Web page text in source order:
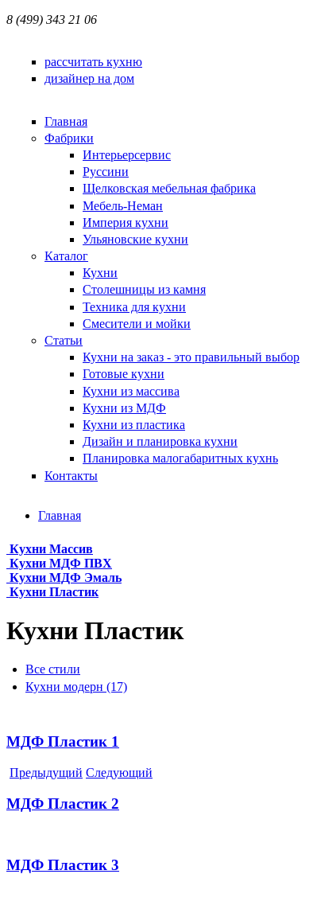
8 (499) 343 21 06
рассчитать кухню
дизайнер на дом
Главная
Фабрики
Интерьерсервис
Руссини
Щелковская мебельная фабрика
Мебель-Неман
Империя кухни
Ульяновские кухни
Каталог
Кухни
Столешницы из камня
Техника для кухни
Смесители и мойки
Статьи
Кухни на заказ - это правильный выбор
Готовые кухни
Кухни из массива
Кухни из МДФ
Кухни из пластика
Дизайн и планировка кухни
Планировка малогабаритных кухнь
Контакты
Главная
Кухни Массив
Кухни МДФ ПВХ
Кухни МДФ Эмаль
Кухни Пластик
Кухни Пластик
Все стили
Кухни модерн (17)
МДФ Пластик 1
Предыдущий Следующий
МДФ Пластик 2
МДФ Пластик 3